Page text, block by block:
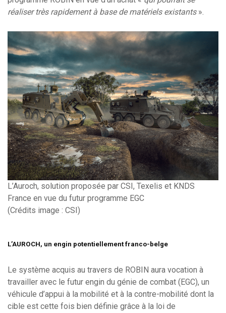
réaliser très rapidement à base de matériels existants».
L’Auroch, solution proposée par CSI, Texelis et KNDS
France en vue du futur programme EGC
(Crédits image : CSI)
L’AUROCH, un engin potentiellement franco-belge
Le système acquis au travers de ROBIN aura vocation à
travailler avec le futur engin du génie de combat (EGC), un
véhicule d’appui à la mobilité et à la contre-mobilité dont la
cible est cette fois bien définie grâce à la loi de